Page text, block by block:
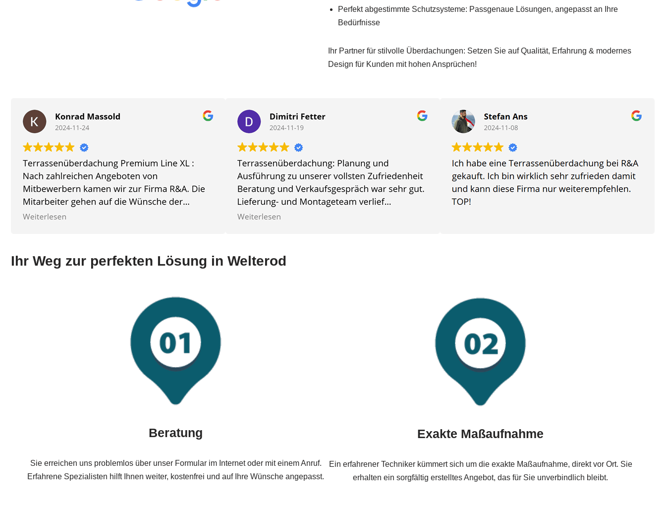
Perfekt abgestimmte Schutzsysteme: Passgenaue Lösungen, angepasst an Ihre
Bedürfnisse
Ihr Partner für stilvolle Überdachungen: Setzen Sie auf Qualität, Erfahrung & modernes
Design für Kunden mit hohen Ansprüchen!
Ihr Weg zur perfekten Lösung in Welterod
Beratung
Sie erreichen uns problemlos über unser Formular im Internet oder mit einem Anruf.
Erfahrene Spezialisten hilft Ihnen weiter, kostenfrei und auf Ihre Wünsche angepasst.
Exakte Maßaufnahme
Ein erfahrener Techniker kümmert sich um die exakte Maßaufnahme, direkt vor Ort. Sie
erhalten ein sorgfältig erstelltes Angebot, das für Sie unverbindlich bleibt.